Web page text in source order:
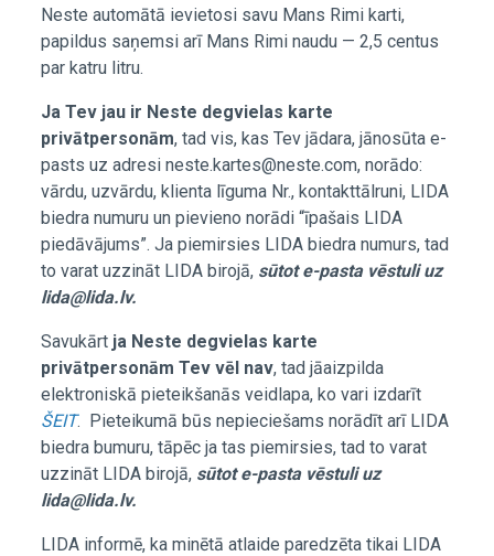
Neste automātā ievietosi savu Mans Rimi karti,
papildus saņemsi arī Mans Rimi naudu — 2,5 centus
par katru litru.
Ja Tev jau ir Neste degvielas karte
privātpersonām, tad vis, kas Tev jādara, jānosūta e-
pasts uz adresi neste.kartes@neste.com, norādo:
vārdu, uzvārdu, klienta līguma Nr., kontakttālruni, LIDA
biedra numuru un pievieno norādi “īpašais LIDA
piedāvājums”. Ja piemirsies LIDA biedra numurs, tad
to varat uzzināt LIDA birojā, sūtot e-pasta vēstuli uz
lida@lida.lv.
Savukārt ja Neste degvielas karte
privātpersonām Tev vēl nav, tad jāaizpilda
elektroniskā pieteikšanās veidlapa, ko vari izdarīt
ŠEIT. Pieteikumā būs nepieciešams norādīt arī LIDA
biedra bumuru, tāpēc ja tas piemirsies, tad to varat
uzzināt LIDA birojā, sūtot e-pasta vēstuli uz
lida@lida.lv.
LIDA informē, ka minētā atlaide paredzēta tikai LIDA